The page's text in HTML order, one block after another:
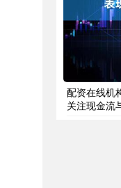
配资在线机
关注现金流